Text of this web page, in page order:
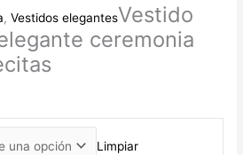
,Vestidos elegantesVestido
ceremonia
Limpiar